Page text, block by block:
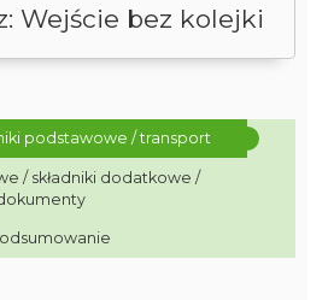
Wejście bez kolejki
podstawowe / transport
/ składniki dodatkowe /